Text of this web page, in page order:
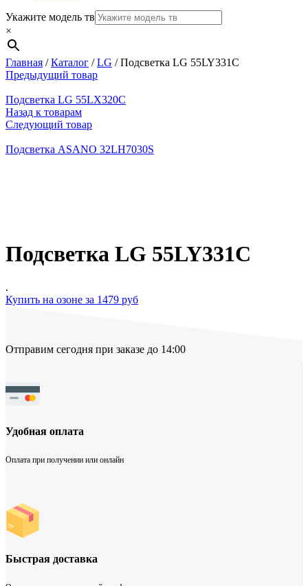
Укажите модель тв
×
Главная /Каталог /LG /Подсветка LG 55LY331C
Предыдущий товар
Подсветка LG 55LX320C
Назад к товарам
Следующий товар
Подсветка ASANO 32LH7030S
Подсветка LG 55LY331C
.
Купить на озоне за 1479 руб
Отправим сегодня при заказе до 14:00
Удобная оплата
Оплата при получении или онлайн
Быстрая доставка